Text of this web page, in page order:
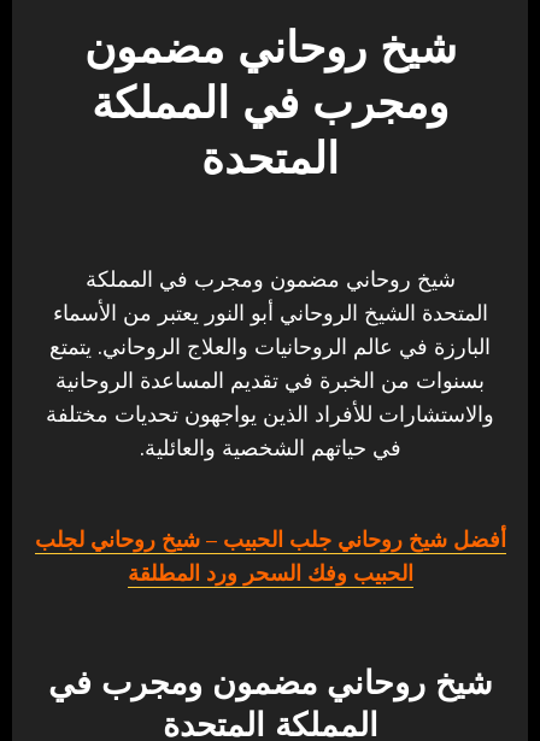
شيخ روحاني مضمون
ومجرب في المملكة
المتحدة
شيخ روحاني مضمون ومجرب في المملكة
المتحدة الشيخ الروحاني أبو النور يعتبر من الأسماء
البارزة في عالم الروحانيات والعلاج الروحاني. يتمتع
بسنوات من الخبرة في تقديم المساعدة الروحانية
والاستشارات للأفراد الذين يواجهون تحديات مختلفة
في حياتهم الشخصية والعائلية.
أفضل شيخ روحاني جلب الحبيب – شيخ روحاني لجلب
الحبيب وفك السحر ورد المطلقة
شيخ روحاني مضمون ومجرب في
المملكة المتحدة